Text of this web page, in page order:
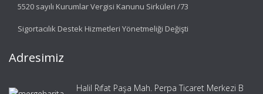
5520 sayılı Kurumlar Vergisi Kanunu Sirküleri /73
Sigortacılık Destek Hizmetleri Yönetmeliği Değişti
Adresimiz
Halil Rıfat Paşa Mah. Perpa Ticaret Merkezi B